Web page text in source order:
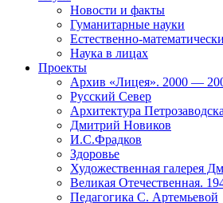
Новости и факты
Гуманитарные науки
Естественно-
Наука в лицах
Проекты
Архив «Лицея». 2000 —
Русский Север
Архитектура Петрозаводска
Дмитрий Новиков
И.С.Фрадков
Здоровье
Художественная галерея
Великая Отечественная.
Педагогика С. Артемьевой